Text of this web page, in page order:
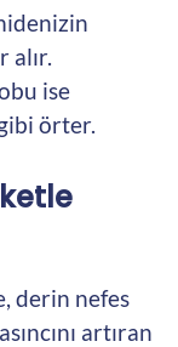
alır.
ise
örter.
derin nefes
artıran